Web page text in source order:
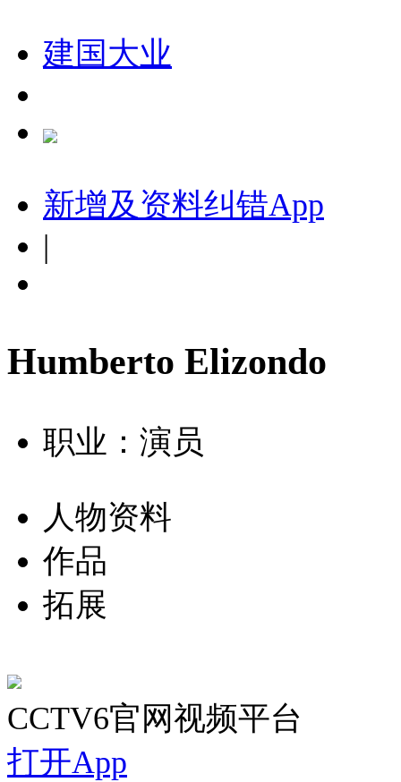
建国大业
新增及资料纠错App
|
Humberto Elizondo
职业：演员
人物资料
作品
拓展
CCTV6官网视频平台
打开App